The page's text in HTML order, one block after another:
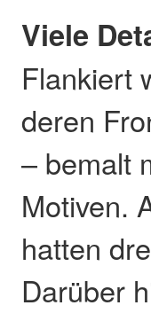
Viele
Flankiert
deren
– bemalt
Motiven.
hatten
Darüber